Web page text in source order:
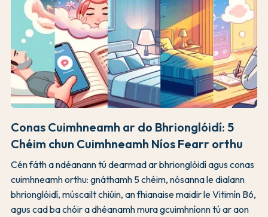
Conas Cuimhneamh ar do Bhrionglóidí: 5
Chéim chun Cuimhneamh Níos Fearr orthu
Cén fáth a ndéanann tú dearmad ar bhrionglóidí agus conas
cuimhneamh orthu: gnáthamh 5 chéim, nósanna le dialann
bhrionglóidí, múscailt chiúin, an fhianaise maidir le Vitimín B6,
agus cad ba chóir a dhéanamh mura gcuimhníonn tú ar aon